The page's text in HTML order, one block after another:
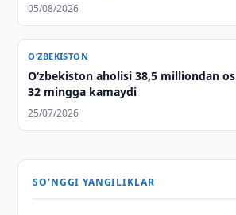
05/08/2026
O‘ZBEKISTON
O‘zbekiston aholisi 38,5 milliondan
32 mingga kamaydi
25/07/2026
SO'NGGI YANGILIKLAR